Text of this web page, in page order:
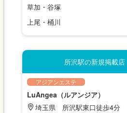
草加・谷塚
上尾・桶川
所沢駅の新規掲載店
アジアンエステ
LuAngea（ルアンジア）
埼玉県 所沢駅東口徒歩4分